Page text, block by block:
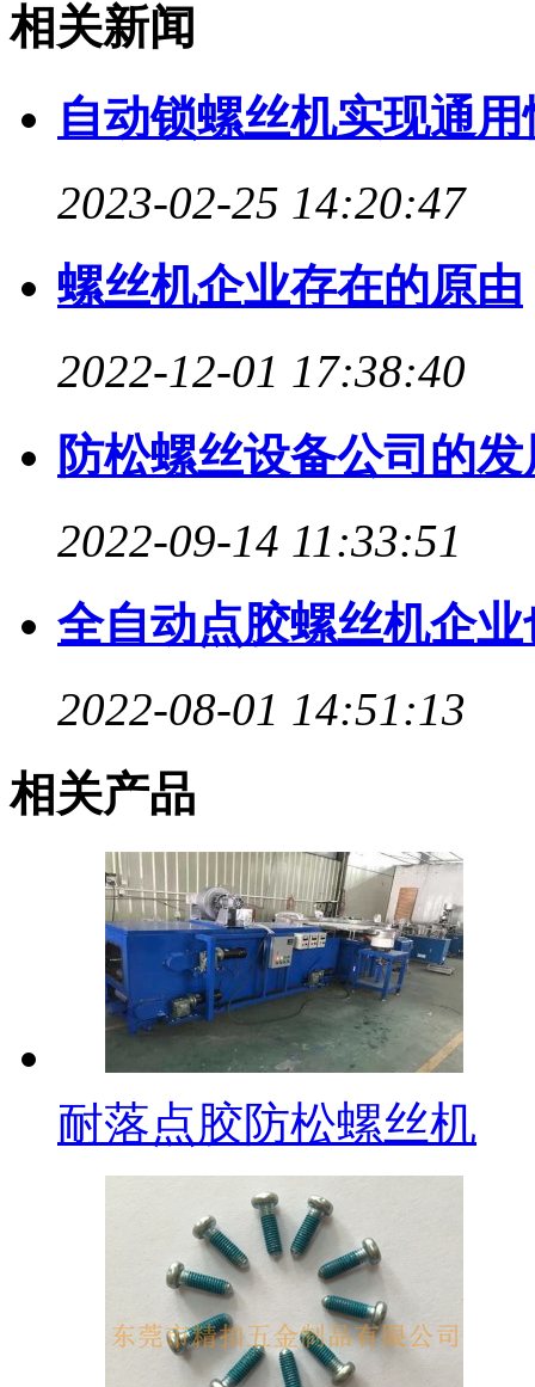
相关新闻
自动锁螺丝机实现通用
2023-02-25 14:20:47
螺丝机企业存在的原由
2022-12-01 17:38:40
防松螺丝设备公司的
2022-09-14 11:33:51
全自动点胶螺丝机企
2022-08-01 14:51:13
相关产品
耐落点胶防松螺丝机